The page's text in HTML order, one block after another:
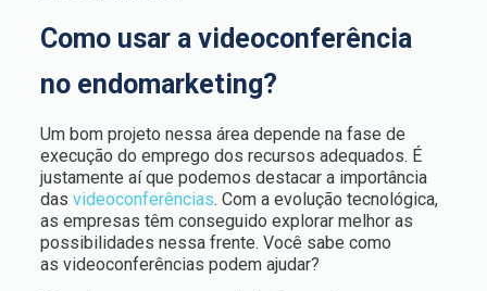
Como usar a videoconferência
no endomarketing?
Um bom projeto nessa área depende na fase de
execução do emprego dos recursos adequados. É
justamente aí que podemos destacar a importância
das videoconferências. Com a evolução tecnológica,
as empresas têm conseguido explorar melhor as
possibilidades nessa frente. Você sabe como
as videoconferências podem ajudar?